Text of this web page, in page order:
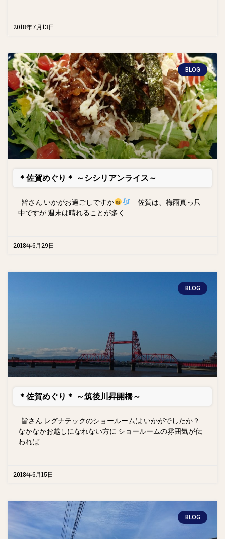
2018年7月13日
BLOG
＊佐賀めぐり＊ ～シシリアンライス～
皆さん いかがお過ごしですか
佐賀は、梅雨真っ只
中ですが 週末は晴れることが多く
2018年6月29日
BLOG
＊佐賀めぐり＊ ～筑後川昇開橋～
皆さん レグナテックのショールームは いかがでしたか？
なかなかお越しになれない方に ショールームの雰囲気が伝
われば
2018年6月15日
BLOG